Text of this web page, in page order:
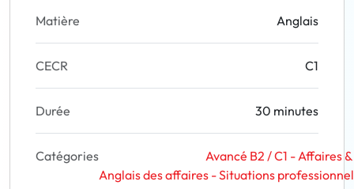
Matière Anglais
CECR C1
Durée 30 minutes
Catégories
Avancé B2 / C1 - Affaires
Anglais des affaires - Situations